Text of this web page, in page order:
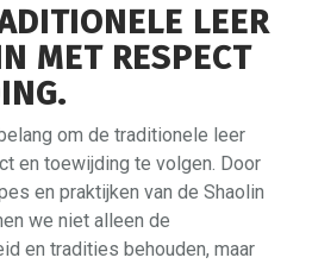
LEER
MET RESPECT
om de traditionele leer
en toewijding te volgen. Door
en praktijken van de Shaolin
we niet alleen de
en tradities behouden, maar